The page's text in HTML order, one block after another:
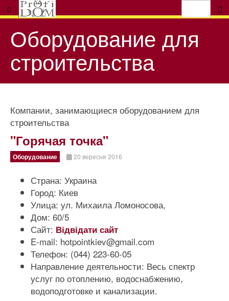
Оборудование для
строительства
Компании, занимающиеся оборудованием для
строительства
"Горячая точка"
Оборудование 20 вересня 2016
Страна: Украина
Город: Киев
Улица: ул. Михаила Ломоносова,
Дом: 60/5
Сайт: Відвідати сайт
E-mail: hotpointkiev@gmail.com
Телефон: (044) 223-60-05
Направление деятельности: Весь спектр
услуг по отоплению, водоснабжению,
водоподготовке и канализации.